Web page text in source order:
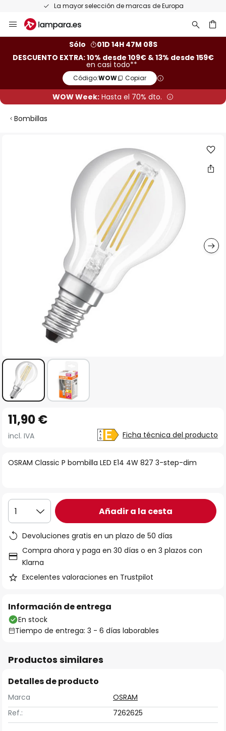
La mayor selección de marcas de Europa
al
Sólo
01D 14H 47M 07S
DESCUENTO EXTRA: 10% desde 109€ & 13% desde 159€
en casi todo**
Código:WOW Copiar
WOW Week: Hasta el 70% dto.
Bombillas
comienzo
la
imágenes
OSRAM Classic P bombilla LED E14 4W 827 3-step-dim
11,90 €
incl. IVA Ficha técnica del producto
1 Añadir a la cesta
Devoluciones gratis en un plazo de 50 días
Compra ahora y paga en 30 días o en 3 plazos con
Klarna
Excelentes valoraciones en Trustpilot
Información de entrega
En stock
Tiempo de entrega: 3 - 6 días laborables
Productos similares
Detalles de producto
Marca
OSRAM
Ref.:
7262625